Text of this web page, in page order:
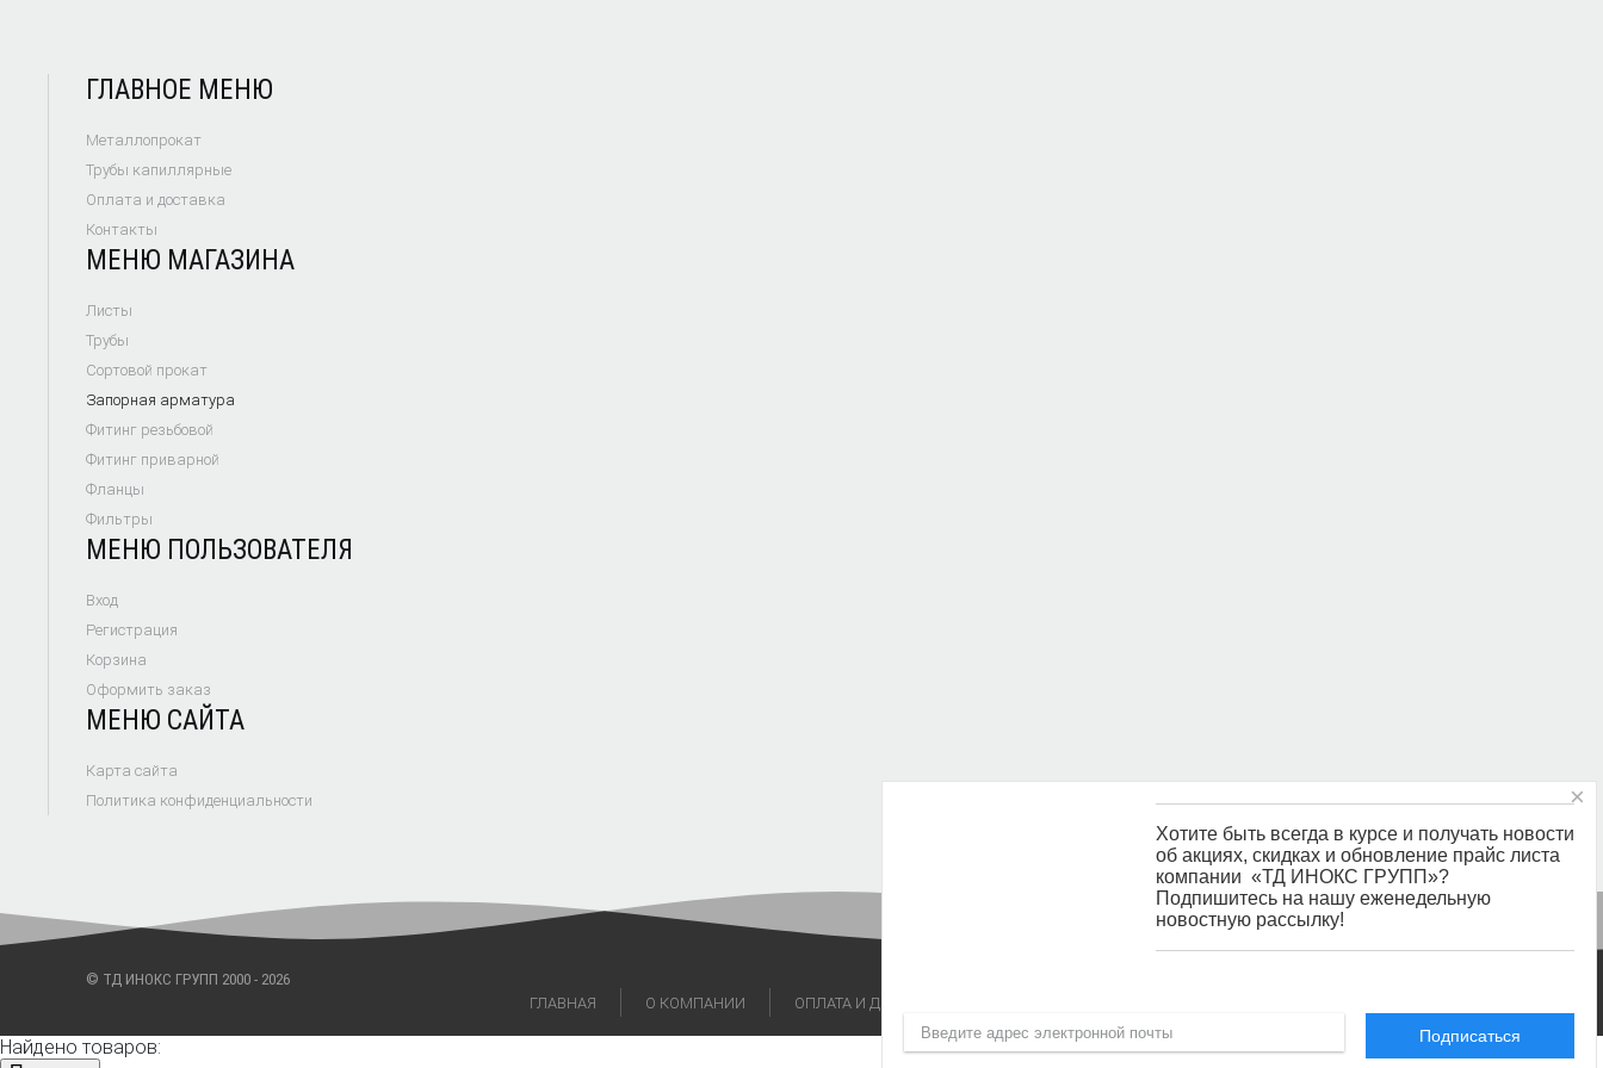
ГЛАВНОЕ МЕНЮ
Металлопрокат
Трубы капиллярные
Оплата и доставка
Контакты
МЕНЮ МАГАЗИНА
Листы
Трубы
Сортовой прокат
Запорная арматура
Фитинг резьбовой
Фитинг приварной
Фланцы
Фильтры
МЕНЮ ПОЛЬЗОВАТЕЛЯ
Вход
Регистрация
Корзина
Оформить заказ
МЕНЮ САЙТА
Карта сайта
Политика конфиденциальности
© ТД ИНОКС ГРУПП 2000 - 2026
ГЛАВНАЯ
О КОМПАНИИ ОПЛАТА И ДОСТАВКА
×
Хотите быть всегда в курсе и получать новости
об акциях, скидках и обновление прайс листа
компании «ТД ИНОКС ГРУПП»?
Подпишитесь на нашу еженедельную
новостную рассылку!
Подписаться
Найдено товаров: